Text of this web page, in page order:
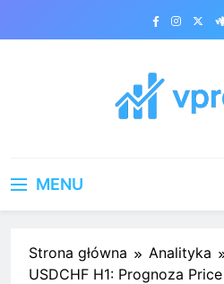
MENU
Strona główna
Analityka
USDCHF H1: Prognoza